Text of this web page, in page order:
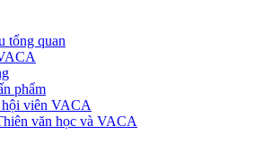
tổng quan
phẩm
viên VACA
văn học và VACA